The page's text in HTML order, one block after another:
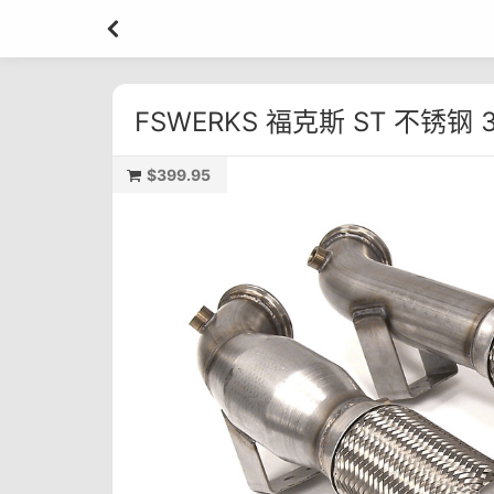
FSWERKS 福克斯 ST 不锈钢
$399.95